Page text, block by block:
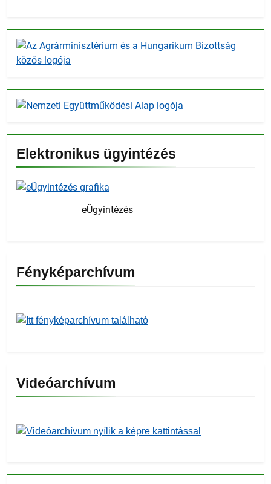
Elektronikus ügyintézés
eÜgyintézés
Fényképarchívum
Videóarchívum